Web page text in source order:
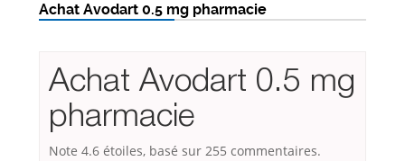
Achat Avodart 0.5 mg pharmacie
Achat Avodart 0.5 mg
pharmacie
Note 4.6 étoiles, basé sur 255 commentaires.